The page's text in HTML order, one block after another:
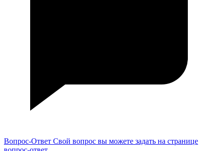
Вопрос-Ответ Свой вопрос вы можете задать на странице